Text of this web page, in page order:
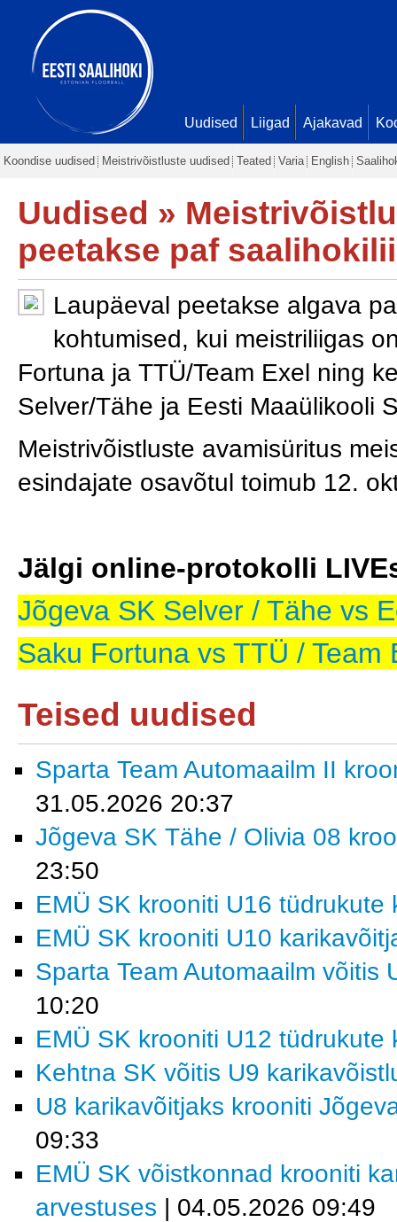
Uudised Liigad Ajakavad
Koondise uudised Meistrivõistluste uudised Teated Varia English
Uudised »
peetakse paf
Laupäeval peetakse algava
kohtumised, kui meistriliigas
Fortuna ja TTÜ/Team Exel ning
Selver/Tähe ja Eesti Maaülikooli
Meistrivõistluste avamisüritus
esindajate osavõtul toimub 12.
Jälgi online-protokolli
Jõgeva SK Selver / Tähe vs
Saku Fortuna vs TTÜ / Team
Teised uudised
Sparta Team Automaailm II
31.05.2026 20:37
Jõgeva SK Tähe / Olivia 08
23:50
EMÜ SK krooniti U16 tüdrukute
EMÜ SK krooniti U10
Sparta Team Automaailm võitis
10:20
EMÜ SK krooniti U12 tüdrukute
Kehtna SK võitis U9
U8 karikavõitjaks krooniti
09:33
EMÜ SK võistkonnad krooniti
arvestuses | 04.05.2026 09:49